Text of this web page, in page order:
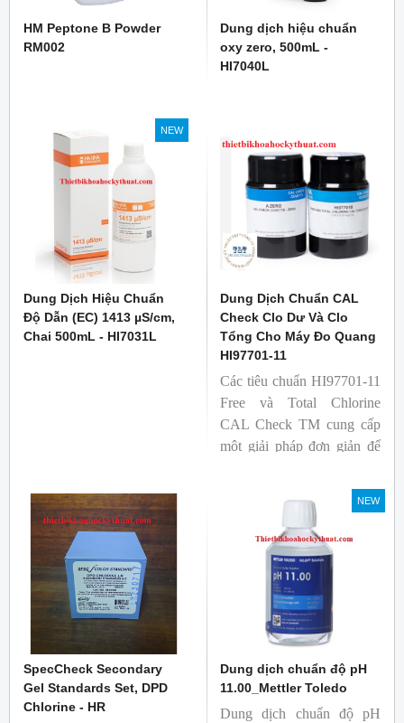
HM Peptone B Powder
RM002
Dung dịch hiệu chuẩn
oxy zero, 500mL -
HI7040L
NEW
Dung Dịch Hiệu Chuẩn
Độ Dẫn (EC) 1413 µS/cm,
Chai 500mL - HI7031L
Dung Dịch Chuẩn CAL
Check Clo Dư Và Clo
Tổng Cho Máy Đo Quang
HI97701-11
Các tiêu chuẩn HI97701-11
Free và Total Chlorine
CAL Check TM cung cấp
một giải pháp đơn giản để
Chlorine tự do HI97701 có
dải đo từ 0,00 đến 5,00 mg
/ L (ppm).
SpecCheck Secondary
Gel Standards Set, DPD
Chlorine - HR
NEW
Dung dịch chuẩn độ pH
11.00_Mettler Toledo
Dung dịch chuẩn độ pH